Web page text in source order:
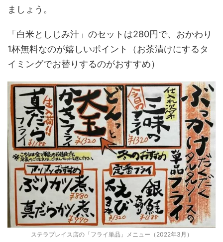
ましょう。
「白米としじみ汁」のセットは280円で、おかわり
1杯無料なのが嬉しいポイント（お茶漬けにするタ
イミングでお替りするのがおすすめ）
ステラプレイス店の「フライ単品」メニュー（2022年3月）